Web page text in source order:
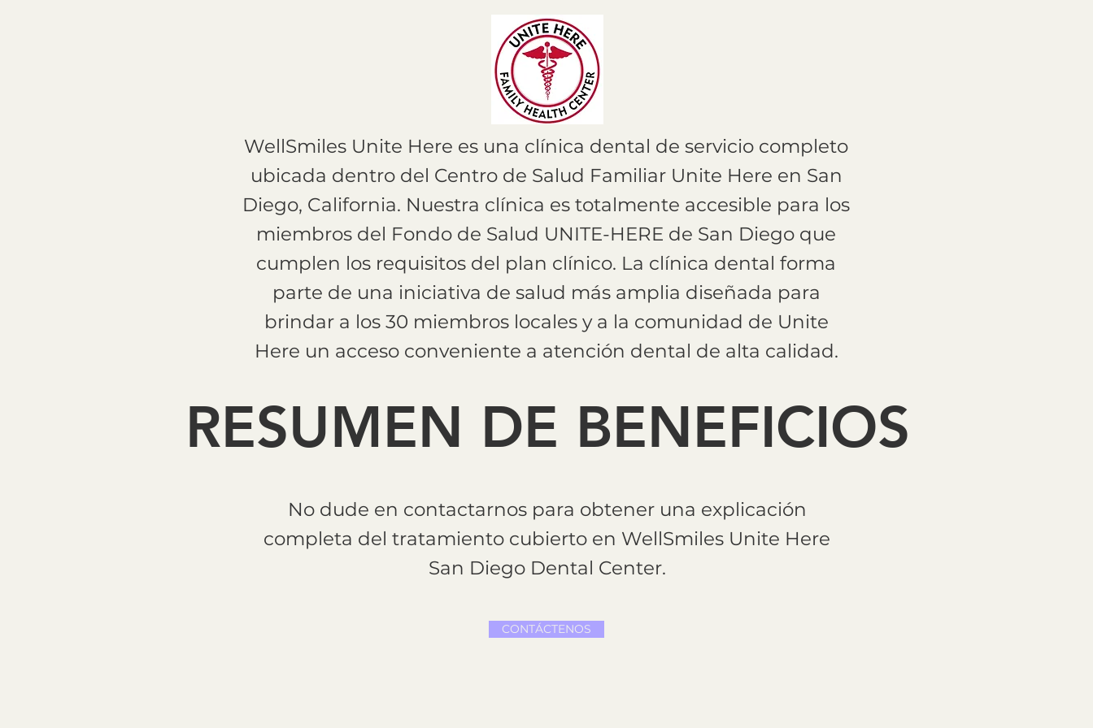
WellSmiles Unite Here es una clínica dental de servicio completo
ubicada dentro del Centro de Salud Familiar Unite Here en San
Diego, California. Nuestra clínica es totalmente accesible para los
miembros del Fondo de Salud UNITE-HERE de San Diego que
cumplen los requisitos del plan clínico. La clínica dental forma
parte de una iniciativa de salud más amplia diseñada para
brindar a los 30 miembros locales y a la comunidad de Unite
Here un acceso conveniente a atención dental de alta calidad.
RESUMEN DE BENEFICIOS
No dude en contactarnos para obtener una explicación
completa del tratamiento cubierto en WellSmiles Unite Here
San Diego Dental Center.
CONTÁCTENOS